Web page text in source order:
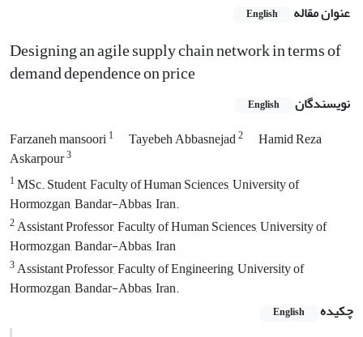
عنوان مقاله English
Designing an agile supply chain network in terms of
demand dependence on price
نویسندگان English
Farzaneh mansoori1 Tayebeh Abbasnejad2
Hamid Reza
Askarpour3
1MSc. Student, Faculty of Human Sciences, University of
Hormozgan, Bandar-Abbas, Iran.
2Assistant Professor, Faculty of Human Sciences, University of
Hormozgan, Bandar-Abbas, Iran
3Assistant Professor, Faculty of Engineering, University of
Hormozgan, Bandar-Abbas, Iran.
چکیده
English